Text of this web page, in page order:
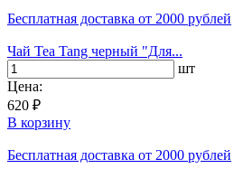
Бесплатная доставка от 2000 рублей
Чай Tea Tang черный "Для...
шт
Цена:
620 ₽
В корзину
Бесплатная доставка от 2000 рублей